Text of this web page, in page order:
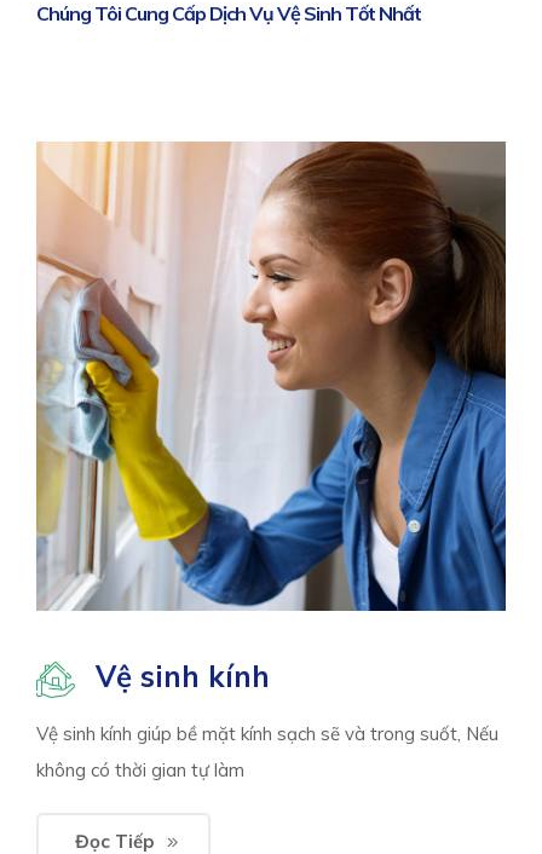
Chúng Tôi Cung Cấp Dịch Vụ Vệ Sinh Tốt Nhất
Vệ sinh kính
Vệ sinh kính giúp bề mặt kính sạch sẽ và trong suốt, Nếu
không có thời gian tự làm
Đọc Tiếp